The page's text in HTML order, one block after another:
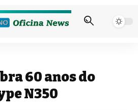
60 anos do
N350